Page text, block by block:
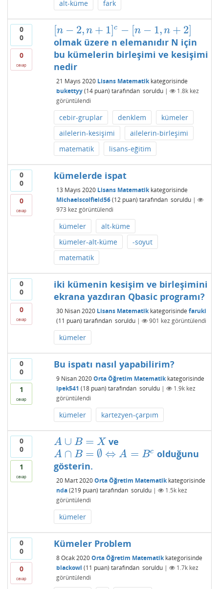
alt-küme fark
0
0
0
cevap
[n − 2, n + 1]c − [n − 1, n + 2]
n−2, n+1]c−[ n−1 n+ 2]
olmak üzere n elemanıdır N için
bu kümelerin birleşimi ve kesişimi
nedir
21 Mayıs 2020 Lisans Matematikkategorisinde
bukettyy (14puan) tarafından soruldu | 1.8kkez
görüntülendi
cebir-gruplar denklem
kümeler
ailelerin-kesişimi
ailelerin-birleşimi
matematik
lisans-eğitim
0
0
0
cevap
kümelerde ispat
13 Mayıs 2020 Lisans Matematikkategorisinde
Michaelscolfield56 (12puan) tarafından soruldu |
973 kez görüntülendi
kümeler
alt-küme
kümeler-alt-küme
-soyut
matematik
0
0
0
cevap
iki kümenin kesişim ve birleşimini
ekrana yazdıran Qbasic programı?
30 Nisan 2020 Lisans Matematikkategorisinde faruki
(11 puan) tarafından soruldu | 901 kez görüntülendi
kümeler
0
0
1
cevap
Bu ispatı nasıl yapabilirim?
9 Nisan 2020 Orta Öğretim Matematikkategorisinde
ipek541 (18puan) tarafından soruldu | 1.9kkez
görüntülendi
kümeler kartezyen-çarpım
0
0
1
cevap
A ∪ B = X
A∪B=X ve
A ∩ B = ∅ ⇔ A = Bc
A∩B=∅ ⇔A= Bc
olduğunu
gösterin.
20 Mart 2020 Orta Öğretim Matematikkategorisinde
nda (219puan) tarafından soruldu | 1.5kkez
görüntülendi
kümeler
0
0
0
cevap
Kümeler Problem
8 Ocak 2020 Orta Öğretim Matematikkategorisinde
blackowl (11 puan) tarafından soruldu | 1.7kkez
görüntülendi